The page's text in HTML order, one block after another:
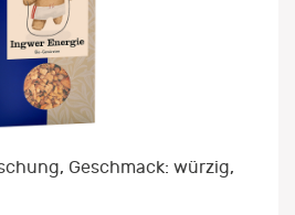
Geschmack: würzig,